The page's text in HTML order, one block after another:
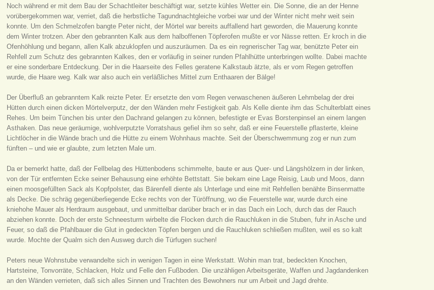
Noch während er mit dem Bau der Schachtleiter beschäftigt war, setzte kühles Wetter ein. Die Sonne, die an der Henne
vorübergekommen war, verriet, daß die herbstliche Tagundnachtgleiche vorbei war und der Winter nicht mehr weit sein
konnte. Um den Schmelzofen bangte Peter nicht, der Mörtel war bereits auffallend hart geworden, die Mauerung konnte
dem Winter trotzen. Aber den gebrannten Kalk aus dem halboffenen Töpferofen mußte er vor Nässe retten. Er kroch in die
Ofenhöhlung und begann, allen Kalk abzuklopfen und auszuräumen. Da es ein regnerischer Tag war, benützte Peter ein
Rehfell zum Schutz des gebrannten Kalkes, den er vorläufig in seiner runden Pfahlhütte unterbringen wollte. Dabei machte
er eine sonderbare Entdeckung. Der in die Haarseite des Felles geratene Kalkstaub ätzte, als er vom Regen getroffen
wurde, die Haare weg. Kalk war also auch ein verläßliches Mittel zum Enthaaren der Bälge!
Der Überfluß an gebranntem Kalk reizte Peter. Er ersetzte den vom Regen verwaschenen äußeren Lehmbelag der drei
Hütten durch einen dicken Mörtelverputz, der den Wänden mehr Festigkeit gab. Als Kelle diente ihm das Schulterblatt eines
Rehes. Um beim Tünchen bis unter den Dachrand gelangen zu können, befestigte er Evas Borstenpinsel an einem langen
Asthaken. Das neue geräumige, wohlverputzte Vorratshaus gefiel ihm so sehr, daß er eine Feuerstelle pflasterte, kleine
Lichtlöcher in die Wände brach und die Hütte zu einem Wohnhaus machte. Seit der Überschwemmung zog er nun zum
fünften – und wie er glaubte, zum letzten Male um.
Da er bemerkt hatte, daß der Fellbelag des Hüttenbodens schimmelte, baute er aus Quer- und Längshölzern in der linken,
von der Tür entfernten Ecke seiner Behausung eine erhöhte Bettstatt. Sie bekam eine Lage Reisig, Laub und Moos, dann
einen moosgefüllten Sack als Kopfpolster, das Bärenfell diente als Unterlage und eine mit Rehfellen benähte Binsenmatte
als Decke. Die schräg gegenüberliegende Ecke rechts von der Türöffnung, wo die Feuerstelle war, wurde durch eine
kniehohe Mauer als Herdraum ausgebaut, und unmittelbar darüber brach er in das Dach ein Loch, durch das der Rauch
abziehen konnte. Doch der erste Schneesturm wirbelte die Flocken durch die Rauchluken in die Stuben, fuhr in Asche und
Feuer, so daß die Pfahlbauer die Glut in gedeckten Töpfen bergen und die Rauchluken schließen mußten, weil es so kalt
wurde. Mochte der Qualm sich den Ausweg durch die Türfugen suchen!
Peters neue Wohnstube verwandelte sich in wenigen Tagen in eine Werkstatt. Wohin man trat, bedeckten Knochen,
Hartsteine, Tonvorräte, Schlacken, Holz und Felle den Fußboden. Die unzähligen Arbeitsgeräte, Waffen und Jagdandenken
an den Wänden verrieten, daß sich alles Sinnen und Trachten des Bewohners nur um Arbeit und Jagd drehte.